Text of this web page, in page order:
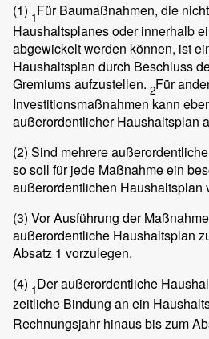
(1) 1Für Baumaßnahmen, die
Haushaltsplanes oder innerhalb
abgewickelt werden können, ist
Haushaltsplan durch Beschluss
Gremiums aufzustellen. 2Für
Investitionsmaßnahmen kann
außerordentlicher Haushaltsplan
(2) Sind mehrere
so soll für jede Maßnahme ein
außerordentlichen Haushaltsplan
(3) Vor Ausführung der
außerordentliche Haushaltsplan
Absatz 1 vorzulegen.
(4) 1Der außerordentliche
zeitliche Bindung an ein
Rechnungsjahr hinaus bis zum